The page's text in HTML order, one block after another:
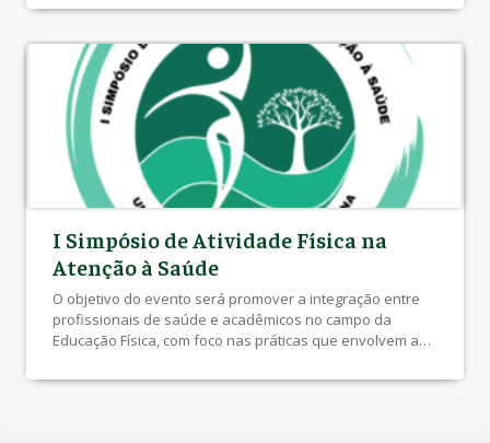
de resumos
I Simpósio de Atividade Física na
Atenção à Saúde
O objetivo do evento será promover a integração entre
profissionais de saúde e acadêmicos no campo da
Educação Física, com foco nas práticas que envolvem a
atenção à saúde. Link INSCRIÇÕES e-mail: saf@uel.br Link